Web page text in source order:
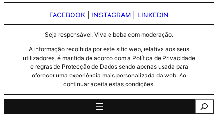
FACEBOOK INSTAGRAM LINKEDIN
Seja responsável. Viva e beba com moderação.
A informação recolhida por este sitio web, relativa aos seus
utilizadores, é mantida de acordo com a Política de Privacidade
e regras de Protecção de Dados sendo apenas usada para
oferecer uma experiência mais personalizada da web. Ao
continuar aceita estas condições.